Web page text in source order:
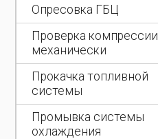
Опресовка ГБЦ
Проверка компрессии
механически
Прокачка топливной
системы
Промывка системы
охлаждения